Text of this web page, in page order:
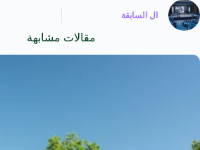
ال السابقة
مقالات مشابهة